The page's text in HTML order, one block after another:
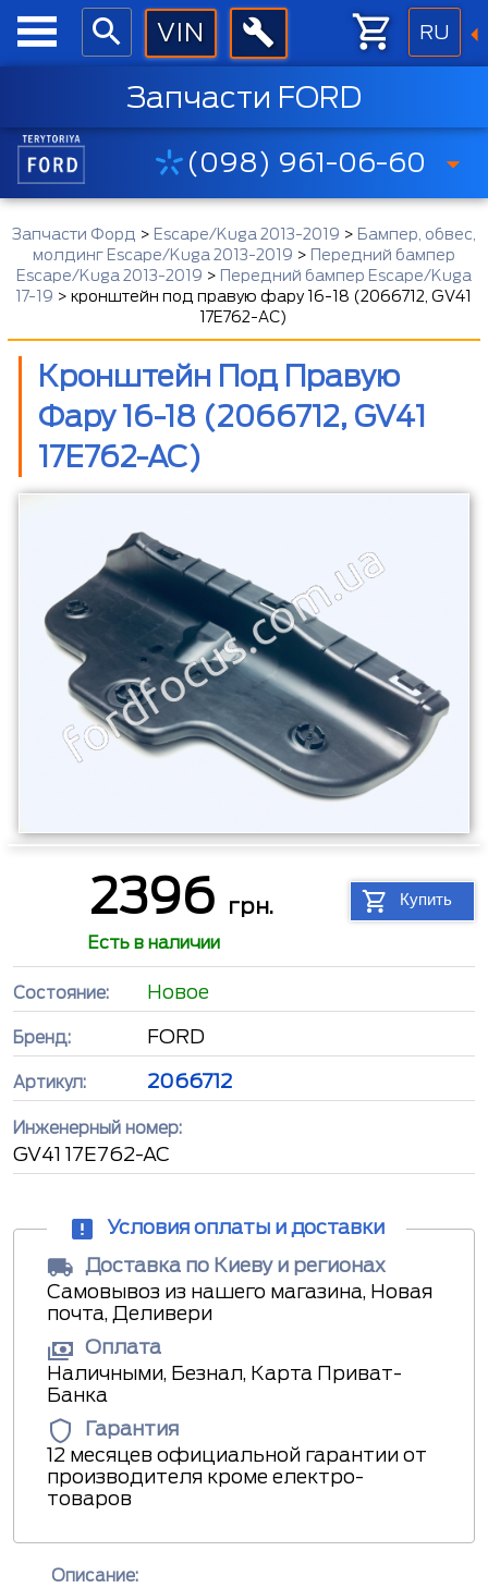
RU
Запчасти FORD
(098) 961-06-60
Запчасти Форд > Escape/Kuga 2013-2019 > Бампер, обвес,
молдинг Escape/Kuga 2013-2019 > Передний бампер
Escape/Kuga 2013-2019 > Передний бампер Escape/Kuga
17-19 >кронштейн под правую фару 16-18 (2066712, GV41
17E762-AC)
Кронштейн Под Правую
Фару 16-18 (2066712, GV41
17E762-AC)
2396 грн. Купить
Есть в наличии
Состояние: Новое
Бренд: FORD
Артикул: 2066712
Инженерный номер:
GV41 17E762-AC
Условия оплаты и доставки
Доставка по Киеву и регионах
Самовывоз из нашего магазина, Новая
почта, Деливери
Оплата
Наличными, Безнал, Карта Приват-
Банка
Гарантия
12 месяцев официальной гарантии от
производителя кроме електро-
товаров
Описание: